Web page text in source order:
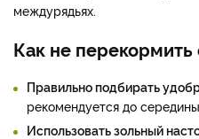
междурядьях.
Как не перекормить
Правильно подбирать
рекомендуется до
Использовать зольный